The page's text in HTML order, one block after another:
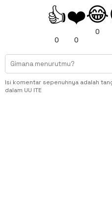
👍
0
❤️
0
😂
0
Isi komentar sepenuhnya adalah
dalam UU ITE